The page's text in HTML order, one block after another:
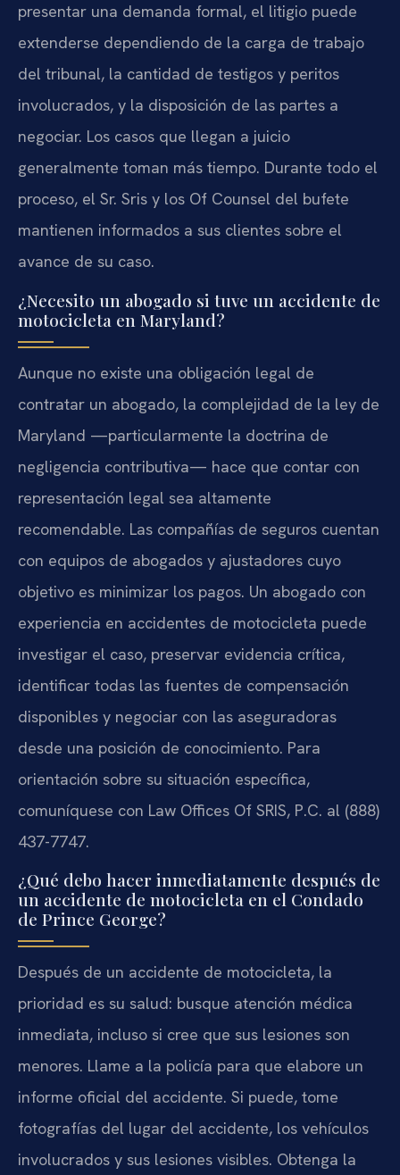
presentar una demanda formal, el litigio puede
extenderse dependiendo de la carga de trabajo
del tribunal, la cantidad de testigos y peritos
involucrados, y la disposición de las partes a
negociar. Los casos que llegan a juicio
generalmente toman más tiempo. Durante todo el
proceso, el Sr. Sris y los Of Counsel del bufete
mantienen informados a sus clientes sobre el
avance de su caso.
¿Necesito un abogado si tuve un accidente de
motocicleta en Maryland?
Aunque no existe una obligación legal de
contratar un abogado, la complejidad de la ley de
Maryland —particularmente la doctrina de
negligencia contributiva— hace que contar con
representación legal sea altamente
recomendable. Las compañías de seguros cuentan
con equipos de abogados y ajustadores cuyo
objetivo es minimizar los pagos. Un abogado con
experiencia en accidentes de motocicleta puede
investigar el caso, preservar evidencia crítica,
identificar todas las fuentes de compensación
disponibles y negociar con las aseguradoras
desde una posición de conocimiento. Para
orientación sobre su situación específica,
comuníquese con Law Offices Of SRIS, P.C. al (888)
437-7747.
¿Qué debo hacer inmediatamente después de
un accidente de motocicleta en el Condado
de Prince George?
Después de un accidente de motocicleta, la
prioridad es su salud: busque atención médica
inmediata, incluso si cree que sus lesiones son
menores. Llame a la policía para que elabore un
informe oficial del accidente. Si puede, tome
fotografías del lugar del accidente, los vehículos
involucrados y sus lesiones visibles. Obtenga la